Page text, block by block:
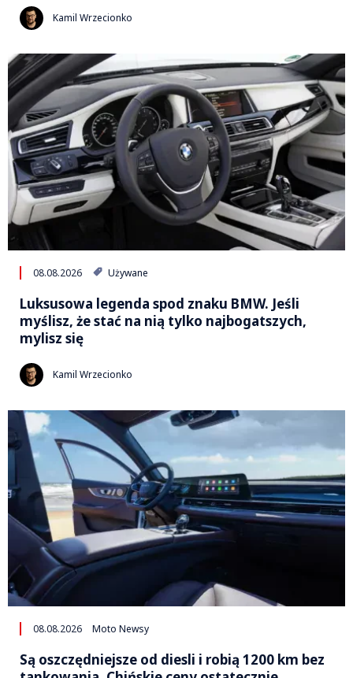
Kamil Wrzecionko
08.08.2026 Używane
Luksusowa legenda spod znaku BMW. Jeśli
myślisz, że stać na nią tylko najbogatszych,
mylisz się
Kamil Wrzecionko
08.08.2026 Moto Newsy
Są oszczędniejsze od diesli i robią 1200 km bez